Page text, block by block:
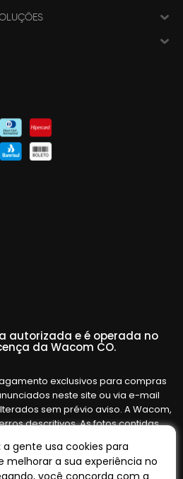
autorizada e é operada no
da Wacom CO.
exclusivos para compras
neste site ou via e-mail
sem prévio aviso. A Wacom,
descritivos. As fotos contidas
lote do fabricante. Ofertas
estoques. Vendas sujeitas à
a gente usa cookies para
melhorar a sua experiência no
você concorda com a